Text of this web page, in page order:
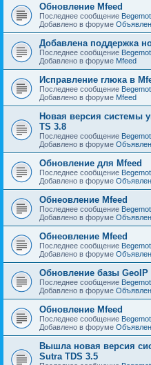
Обновление Mfeed
Последнее сообщение Begemot
Добавлено в форуме
Добавлена поддержка
Последнее сообщение Begemot
Добавлено в форуме Mfeed
Исправление глюка в
Последнее сообщение Begemot
Добавлено в форуме Mfeed
Новая версия системы
TS 3.8
Последнее сообщение Begemot
Добавлено в форуме
Обновление для Mfeed
Последнее сообщение Begemot
Добавлено в форуме
Обнеовление Mfeed
Последнее сообщение Begemot
Добавлено в форуме
Обнеовление Mfeed
Последнее сообщение Begemot
Добавлено в форуме
Обновление базы
Последнее сообщение Begemot
Добавлено в форуме
Обновление Mfeed
Последнее сообщение Begemot
Добавлено в форуме
Вышла новая версия
Sutra TDS 3.5